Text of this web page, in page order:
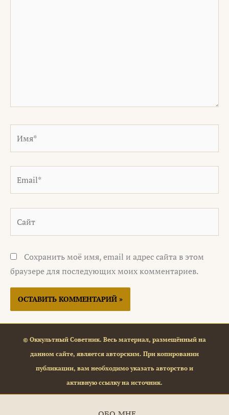
Сохранить моё имя, email и адрес сайта в этом
браузере для последующих моих комментариев.
© Оккультный Советник. Весь материал, размещённый на
данном сайте, является авторским. При копировании
публикации, вам необходимо указать авторство и
активную ссылку на источник.